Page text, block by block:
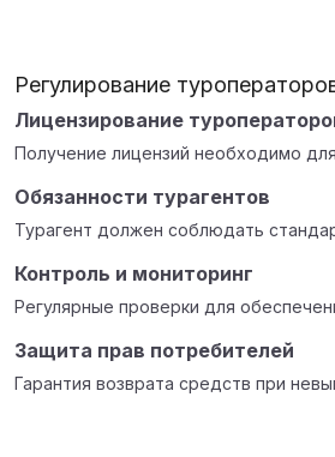
Регулирование
Лицензирование
Получение лицензий необходимо
Обязанности турагентов
Турагент должен соблюдать
Контроль и мониторинг
Регулярные проверки для
Защита прав потребителей
Гарантия возврата средств при